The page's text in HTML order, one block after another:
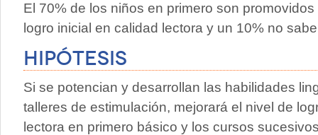
El 70% de los niños en primero son
logro inicial en calidad lectora y un 10% no
Hipótesis
Si se potencian y desarrollan las habilidades
talleres de estimulación, mejorará el nivel de
lectora en primero básico y los cursos